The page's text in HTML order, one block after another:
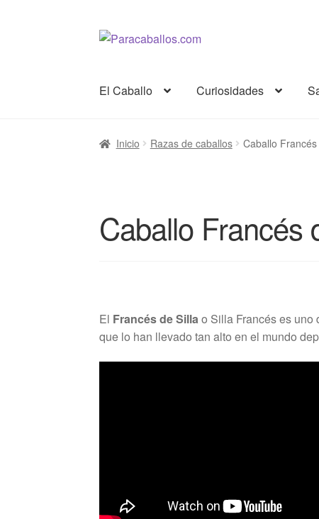
Ir
navegación
Ir
El Caballo
Curiosidades
Inicio Razas de caballos Caballo
Caballo Francés
El Francés de Sillao Silla Francés es uno
que lo han llevado tan alto en el mundo